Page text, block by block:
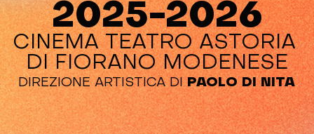
DIREZIONE ARTISTICA DIPAOLO DI NITA
2025-2026
CINEMA TEATRO ASTORIA
DI FIORANO MODENESE